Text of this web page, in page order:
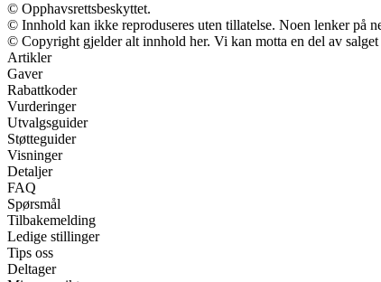
© Opphavsrettsbeskyttet.
© Innhold kan ikke reproduseres uten tillatelse. Noen lenker på
© Copyright gjelder alt innhold her. Vi kan motta en del av
Artikler
Gaver
Rabattkoder
Vurderinger
Utvalgsguider
Støtteguider
Visninger
Detaljer
FAQ
Spørsmål
Tilbakemelding
Ledige stillinger
Tips oss
Deltager